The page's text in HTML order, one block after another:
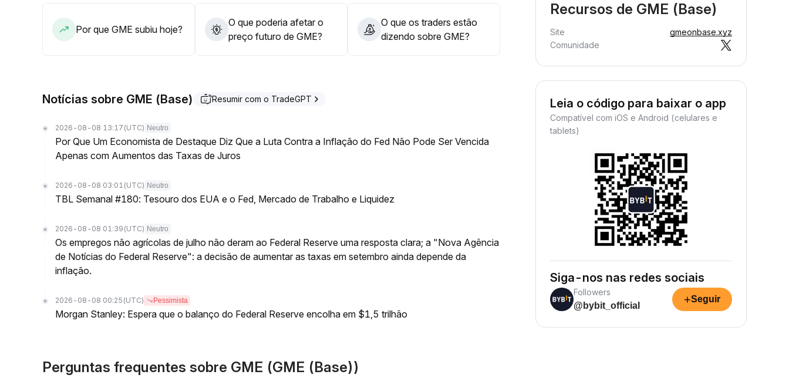
Por que GME subiu hoje?
O que poderia afetar o
preço futuro de GME?
O que os traders estão
dizendo sobre GME?
Notícias sobre GME (Base) Resumir com o TradeGPT
2026-08-08 13:17 (UTC) Neutro
Por Que Um Economista de Destaque Diz Que a Luta Contra a Inflação do Fed Não Pode Ser Vencida
Apenas com Aumentos das Taxas de Juros
2026-08-08 03:01 (UTC) Neutro
TBL Semanal #180: Tesouro dos EUA e o Fed, Mercado de Trabalho e Liquidez
2026-08-08 01:39 (UTC) Neutro
Os empregos não agrícolas de julho não deram ao Federal Reserve uma resposta clara; a "Nova Agência
de Notícias do Federal Reserve": a decisão de aumentar as taxas em setembro ainda depende da
inflação.
2026-08-08 00:25 (UTC) Pessimista
Morgan Stanley: Espera que o balanço do Federal Reserve encolha em $1,5 trilhão
Perguntas frequentes sobre GME (GME (Base))
Recursos de GME (Base)
Site
gmeonbase.xyz
Comunidade
Leia o código para baixar o app
Compatível com iOS e Android (celulares e
tablets)
Siga-nos nas redes sociais
Followers
@bybit_official
+Seguir